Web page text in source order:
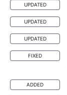
UPDATED
UPDATED
UPDATED
FIXED
ADDED